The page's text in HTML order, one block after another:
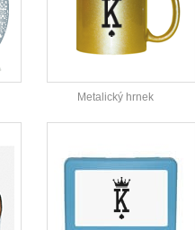
Metalický hrnek